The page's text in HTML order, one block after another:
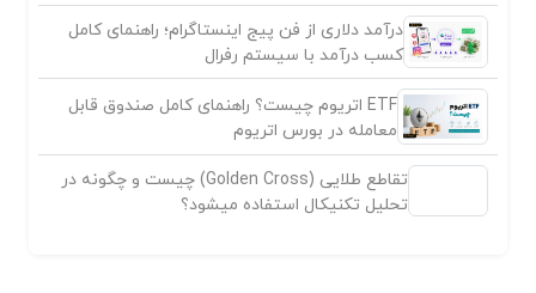
درآمد دلاری از فن پیج اینستاگرام؛ راهنمای کامل
کسب درآمد با سیستم رفرال
ETF اتریوم چیست؟ راهنمای کامل صندوق قابل
معامله در بورس اتریوم
تقاطع طلایی (Golden Cross) چیست و چگونه در
تحلیل تکنیکال استفاده میشود؟